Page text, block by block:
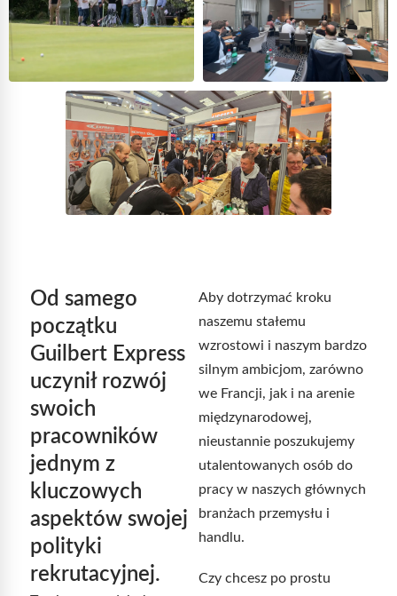
Od samego
początku
Guilbert Express
uczynił rozwój
swoich
pracowników
jednym z
kluczowych
aspektów swojej
polityki
rekrutacyjnej.
Aby dotrzymać kroku
naszemu stałemu
wzrostowi i naszym bardzo
silnym ambicjom, zarówno
we Francji, jak i na arenie
międzynarodowej,
nieustannie poszukujemy
utalentowanych osób do
pracy w naszych głównych
branżach przemysłu i
handlu.
Czy chcesz po prostu